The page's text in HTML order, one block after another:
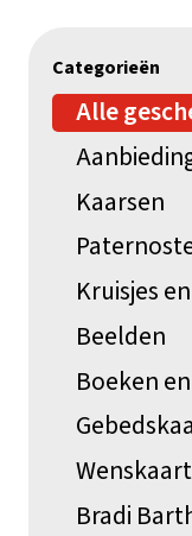
Categorieën
Alle
Kaarsen
Kruisjes
Beelden
Boeken
Bradi